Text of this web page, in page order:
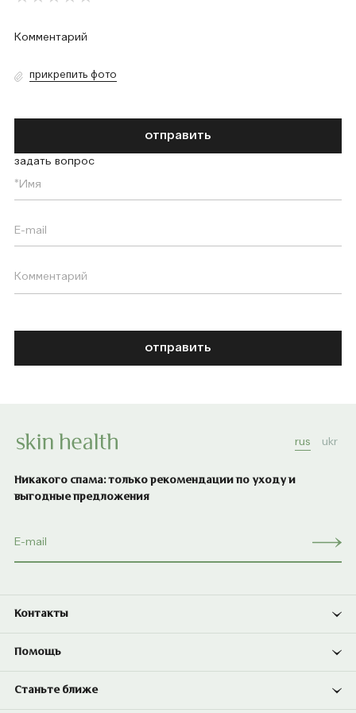
прикрепить фото
отправить
задать вопрос
отправить
rus ukr
Никакого спама: только рекомендации по уходу и
выгодные предложения
Контакты
Помощь
Станьте ближе